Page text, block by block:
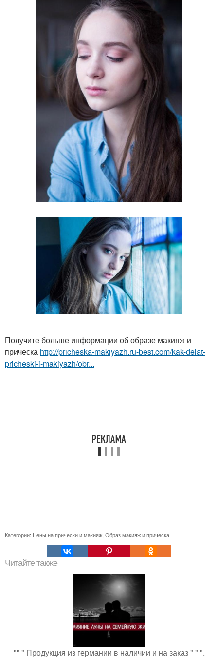
Получите больше информации об образе макияж и
прическа http://pricheska-makiyazh.ru-best.com/kak-delat-
pricheski-i-makiyazh/obr...
Категории: Цены на прически и макияж, Образ макияж и прическа
Читайте также
"" " Продукция из германии в наличии и на заказ " " ".